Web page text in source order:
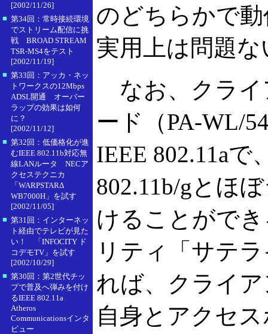
[2002/11/26]
■ 第34回：常時接続環境
でストリーム配信に挑
戦 BROAD STREAM
TSR-MS4をテスト
[2002/11/19]
■ 第33回：アッカ・ネッ
トワークスの12Mbps
ADSL開通 オーバー
ラップの効果は如何
に？
[2002/11/12]
■ 第32回：低価格化が進
むIEEE 802.11b対応無
線LANルータ NECア
クセステクニカ
「WARPSTARΔ
WB7000H」を試す
[2002/11/05]
■ 第31回：インターネッ
ト経由でテレビが見た
い！ 「INFOCITY ド
コデモTV」を試す
[2002/10/29]
■ 第30回：第2世代チッ
プで普及へ弾みを付け
るIEEE 802.11a
Atheros
Communicationsインタ
ビュー
のどちらかで
実用上は問題
なお、クライ
ード（PA-WL/
IEEE 802.11aで
802.11b/gとほ
けることがで
リティ「サテ
れば、クライ
自身とアクセ